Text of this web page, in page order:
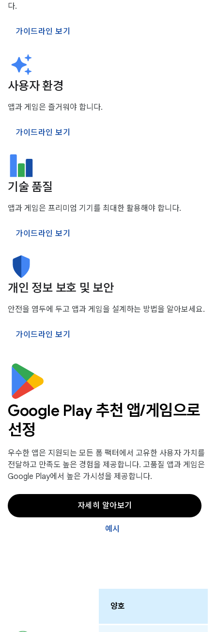
다.
가이드라인 보기
사용자 환경
앱과 게임은 즐거워야 합니다.
가이드라인 보기
기술 품질
앱과 게임은 프리미엄 기기를 최대한 활용해야 합니다.
가이드라인 보기
개인 정보 보호 및 보안
안전을 염두에 두고 앱과 게임을 설계하는 방법을 알아보세요.
가이드라인 보기
Google Play 추천 앱/게임으로
선정
우수한 앱은 지원되는 모든 폼 팩터에서 고유한 사용자 가치를
전달하고 만족도 높은 경험을 제공합니다. 고품질 앱과 게임은
Google Play에서 높은 가시성을 제공합니다.
자세히 알아보기
예시
양호